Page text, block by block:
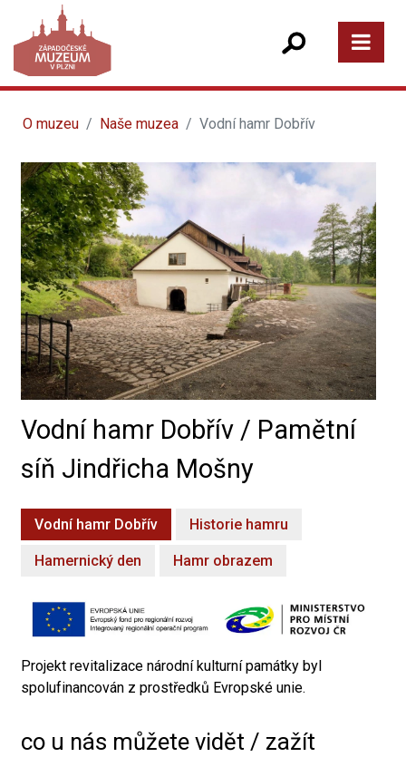
O muzeu Naše muzea Vodní hamr Dobřív
Vodní hamr Dobřív / Pamětní
síň Jindřicha Mošny
Vodní hamr Dobřív Historie hamru
Hamernický den Hamr obrazem
Projekt revitalizace národní kulturní památky byl
spolufinancován z prostředků Evropské unie.
co u nás můžete vidět / zažít